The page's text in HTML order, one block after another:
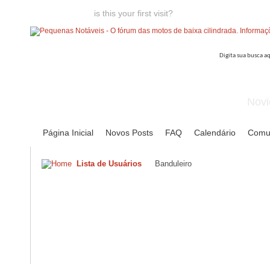
is this your first visit?
Página Inicial Novos Posts FAQ Calendário
Lista de Usuários Banduleiro